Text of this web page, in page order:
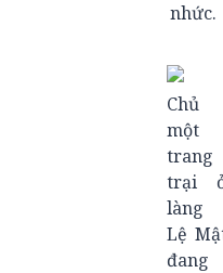
nhức.
Chủ
một
trang
trại
làng
Lệ
đang